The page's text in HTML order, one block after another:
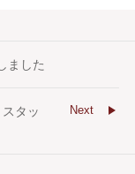
ました
タッ
Next